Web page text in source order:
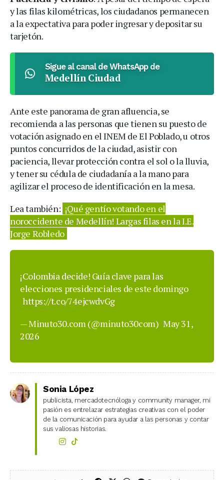
y las filas kilométricas, los ciudadanos permanecen
a la expectativa para poder ingresar y depositar su
tarjetón.
Sigue al canal de WhatsApp de
Medellín Ciudad
Ante este panorama de gran afluencia, se
recomienda a las personas que tienen su puesto de
votación asignado en el INEM de El Poblado, u otros
puntos concurridos de la ciudad, asistir con
paciencia, llevar protección contra el sol o la lluvia,
y tener su cédula de ciudadanía a la mano para
agilizar el proceso de identificación en la mesa.
Lea también: ¡Qué gentío votando en el
noroccidente de Medellín! Largas filas en la I.E.
Jorge Robledo
¡Colombia decide! Guía clave para las
elecciones presidenciales de este domingo
https://t.co/74ejcwdvGg
— Minuto30.com (@minuto30com) May 31,
2026
Sonia López
publicista, mercadotecnóloga y community manager, mi
pasión es entrelazar estrategias creativas con el poder
de la comunicación para ayudar a las personas y contar
sus valiosas historias.